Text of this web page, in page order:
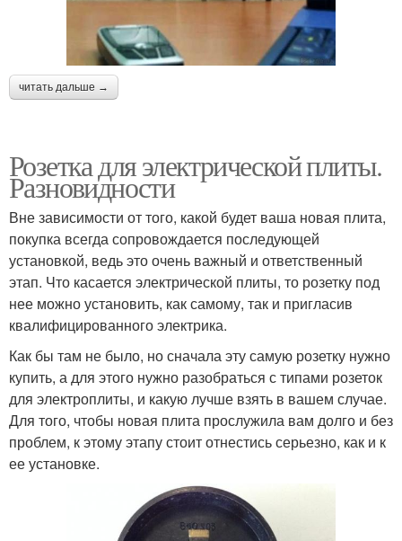
читать дальше →
Розетка для электрической плиты.
Разновидности
Вне зависимости от того, какой будет ваша новая плита,
покупка всегда сопровождается последующей
установкой, ведь это очень важный и ответственный
этап. Что касается электрической плиты, то розетку под
нее можно установить, как самому, так и пригласив
квалифицированного электрика.
Как бы там не было, но сначала эту самую розетку нужно
купить, а для этого нужно разобраться с типами розеток
для электроплиты, и какую лучше взять в вашем случае.
Для того, чтобы новая плита прослужила вам долго и без
проблем, к этому этапу стоит отнестись серьезно, как и к
ее установке.